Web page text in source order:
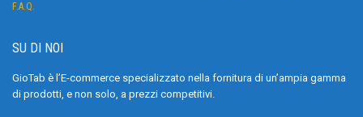
F.A.Q.
SU DI NOI
GioTab è l’E-commerce specializzato nella fornitura di un’ampia gamma
di prodotti, e non solo, a prezzi competitivi.